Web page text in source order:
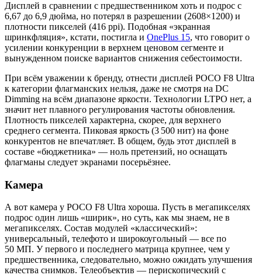
Дисплей в сравнении с предшественником хоть и подрос с
6,67 до 6,9 дюйма, но потерял в разрешении (2608×1200) и
плотности пикселей (416 ppi). Подобная «экранная
шринкфляция», кстати, постигла и OnePlus 15, что говорит о
усилении конкуренции в верхнем ценовом сегменте и
вынужденном поиске вариантов снижения себестоимости.
При всём уважении к бренду, отнести дисплей POCO F8 Ultra
к категории флагманских нельзя, даже не смотря на DC
Dimming на всём диапазоне яркости. Технологии LTPO нет, а
значит нет плавного регулирования частоты обновления.
Плотность пикселей характерна, скорее, для верхнего
среднего сегмента. Пиковая яркость (3 500 нит) на фоне
конкурентов не впечатляет. В общем, будь этот дисплей в
составе «бюджетника» — ноль претензий, но оснащать
флагманы следует экранами посерьёзнее.
Камера
А вот камера у POCO F8 Ultra хороша. Пусть в мегапикселях
подрос один лишь «ширик», но суть, как мы знаем, не в
мегапикселях. Состав модулей «классический»:
универсальный, телефото и широкоугольный — все по
50 МП. У первого и последнего матрица крупнее, чем у
предшественника, следовательно, можно ожидать улучшения
качества снимков. Телеобъектив — перископический с